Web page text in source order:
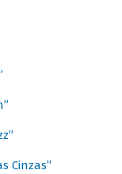
Cinzas”